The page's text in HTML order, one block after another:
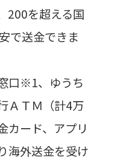
200を超える国
で送金できま
口※1、ゆうち
ＡＴＭ（計4万
カード、アプリ
海外送金を受け